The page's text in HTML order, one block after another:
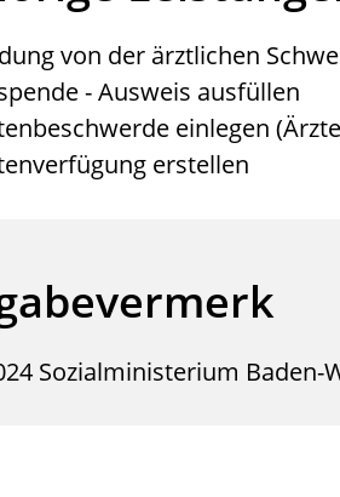
von der ärztlichen
- Ausweis ausfüllen
einlegen
erstellen
Sozialministerium Baden-